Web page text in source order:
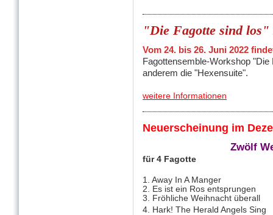
"Die Fagotte sind los"
Vom 24. bis 26. Juni 2022
Fagottensemble-Workshop
anderem die "Hexensuite".
weitere Informationen
Neuerscheinung im
Zwölf
für 4 Fagotte
1. Away In A Manger
2. Es ist ein Ros entsprungen
3. Fröhliche Weihnacht überall
4. Hark! The Herald Angels Sing